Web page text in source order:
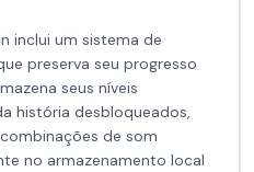
inclui um sistema de
preserva seu progresso
seus níveis
história desbloqueados,
de som
no armazenamento local